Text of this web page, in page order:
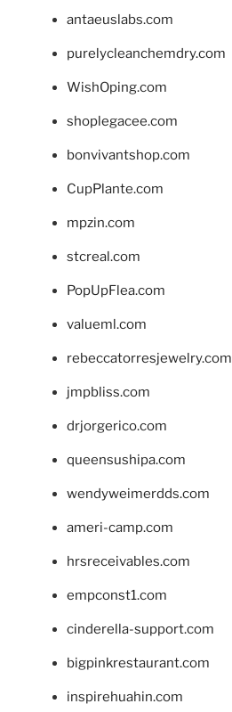
antaeuslabs.com
purelycleanchemdry.com
WishOping.com
shoplegacee.com
bonvivantshop.com
CupPlante.com
mpzin.com
stcreal.com
PopUpFlea.com
valueml.com
rebeccatorresjewelry.com
jmpbliss.com
drjorgerico.com
queensushipa.com
wendyweimerdds.com
ameri-camp.com
hrsreceivables.com
empconst1.com
cinderella-support.com
bigpinkrestaurant.com
inspirehuahin.com